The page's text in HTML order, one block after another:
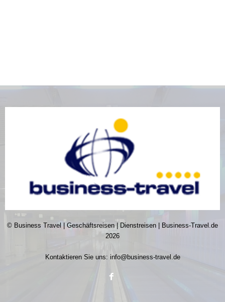
© Business Travel | Geschäftsreisen | Dienstreisen | Business-Travel.de
2026
Kontaktieren Sie uns: info@business-travel.de